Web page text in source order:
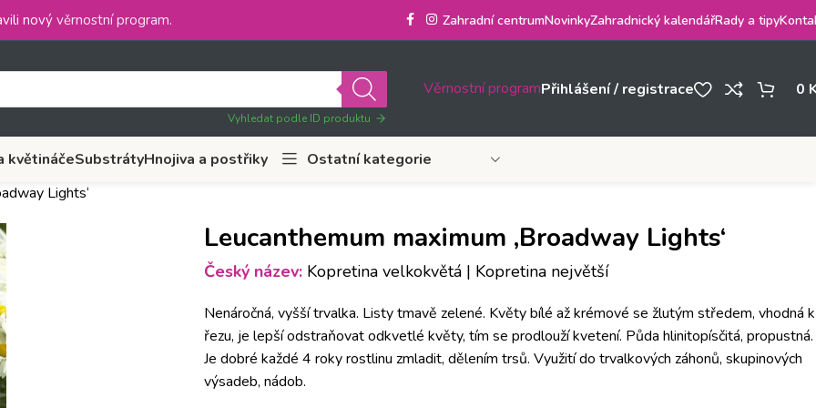
nový věrnostní program. Zahradní centrumNovinkyZahradnický kalendářRady a tipy
Vyhledat podle ID produktu
Věrnostní programPřihlášení / registrace 0
květináčeSubstrátyHnojiva a postřiky
Ostatní kategorie
Lights‘
Leucanthemum maximum ‚Broadway Lights‘
Český název: Kopretina velkokvětá | Kopretina největší
Nenáročná, vyšší trvalka. Listy tmavě zelené. Květy bílé až krémové se žlutým středem, vhodná k
řezu, je lepší odstraňovat odkvetlé květy, tím se prodlouží kvetení. Půda hlinitopísčitá, propustná.
Je dobré každé 4 roky rostlinu zmladit, dělením trsů. Využití do trvalkových záhonů, skupinových
výsadeb, nádob.